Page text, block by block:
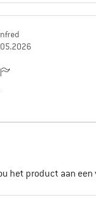
het product aan